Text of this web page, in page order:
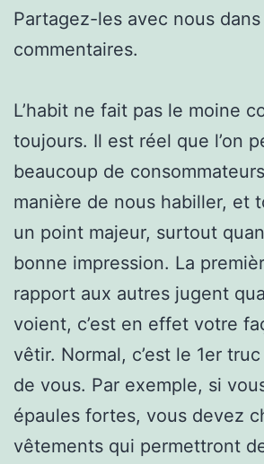
Partagez-les avec nous
commentaires.
L’habit ne fait pas le moine
toujours. Il est réel que l’on
beaucoup de
manière de nous habiller, et
un point majeur, surtout
bonne impression. La
rapport aux autres jugent
voient, c’est en effet votre
vêtir. Normal, c’est le 1er
de vous. Par exemple, si
épaules fortes, vous devez
vêtements qui permettront